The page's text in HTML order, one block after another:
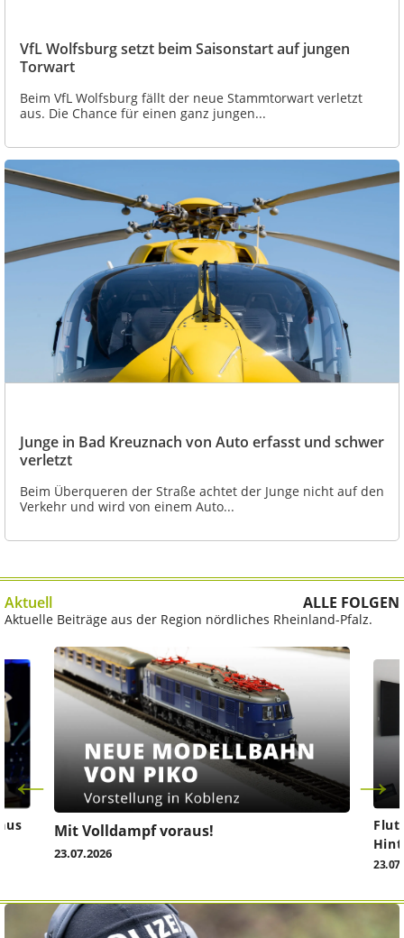
VfL Wolfsburg setzt beim Saisonstart auf jungen
Torwart
Beim VfL Wolfsburg fällt der neue Stammtorwart verletzt
aus. Die Chance für einen ganz jungen...
Junge in Bad Kreuznach von Auto erfasst und schwer
verletzt
Beim Überqueren der Straße achtet der Junge nicht auf den
Verkehr und wird von einem Auto...
Aktuell ALLE FOLGEN
Aktuelle Beiträge aus der Region nördliches Rheinland-Pfalz.
Mit Volldampf voraus!
23.07.2026